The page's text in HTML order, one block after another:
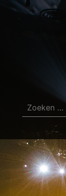
Zoeken
naar: